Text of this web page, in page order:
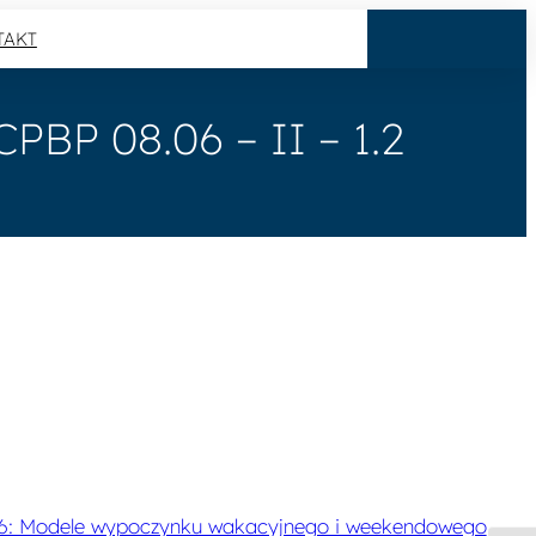
08.06 – II – 1.2
Modele wypoczynku wakacyjnego i weekendowego